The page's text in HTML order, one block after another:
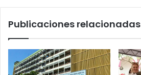
Publicaciones relacionadas